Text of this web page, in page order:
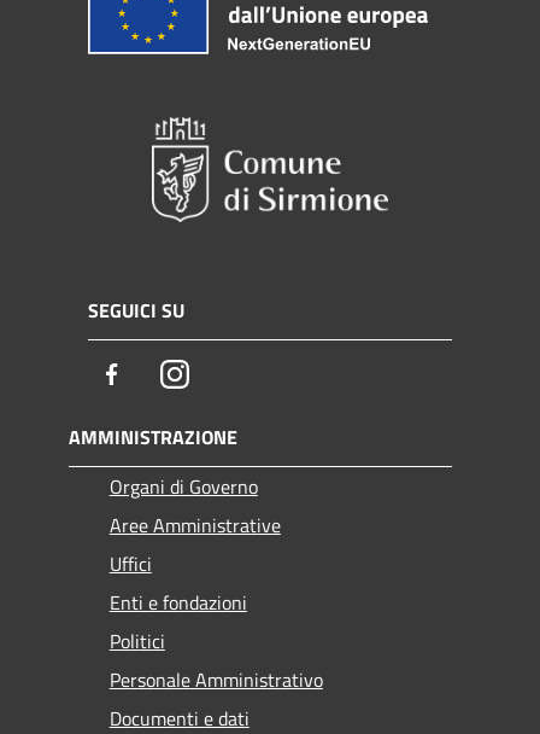
SEGUICI SU
FacebookInstagram
AMMINISTRAZIONE
Organi di Governo
Aree Amministrative
Uffici
Enti e fondazioni
Politici
Personale Amministrativo
Documenti e dati